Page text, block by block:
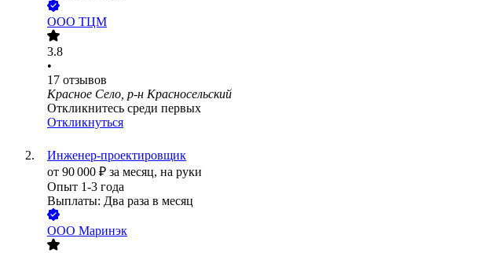
ООО ТЦМ
3.8
•
17 отзывов
Красное Село, р-н Красносельский
Откликнитесь среди первых
Откликнуться
Инженер-проектировщик
от 90 000 ₽ за месяц, на руки
Опыт 1-3 года
Выплаты: Два раза в месяц
ООО Маринэк